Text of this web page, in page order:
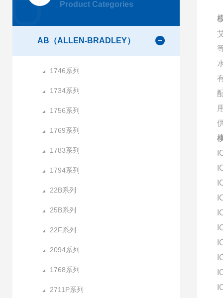
Product Categories
AB（ALLEN-BRADLEY）
1746系列
1734系列
1756系列
1769系列
1783系列
1794系列
22B系列
25B系列
22F系列
2094系列
1768系列
2711P系列